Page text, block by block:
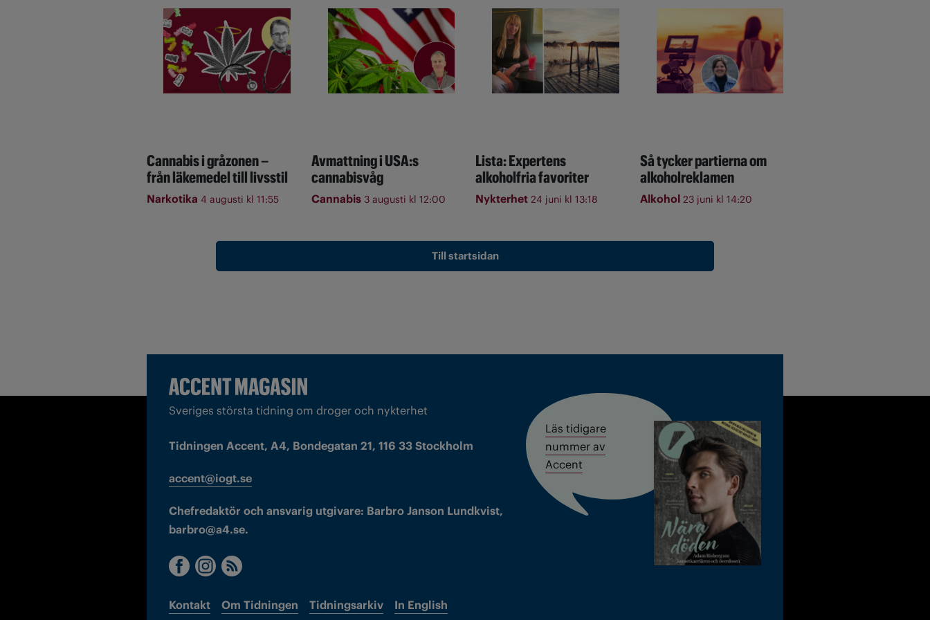
Cannabis i gråzonen –
från läkemedel till livsstil
Narkotika 4 augusti kl 11:55
Avmattning i USA:s
cannabisvåg
Cannabis 3 augusti kl 12:00
Lista: Expertens
alkoholfria favoriter
Nykterhet 24 juni kl 13:18
Så tycker partierna om
alkoholreklamen
Alkohol 23 juni kl 14:20
Till startsidan
Sveriges största tidning om droger och nykterhet
Tidningen Accent, A4, Bondegatan 21, 116 33 Stockholm
accent@iogt.se
Chefredaktör och ansvarig utgivare: Barbro Janson Lundkvist,
barbro@a4.se.
Kontakt Om Tidningen Tidningsarkiv In English
Läs tidigare
nummer av
Accent